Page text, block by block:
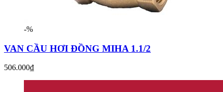
-%
VAN CẦU HƠI ĐỒNG MIHA 1.1/2
506.000₫